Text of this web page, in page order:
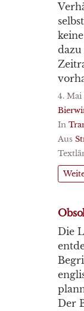
dazu
4. Mai
In
Aus
Die
Der